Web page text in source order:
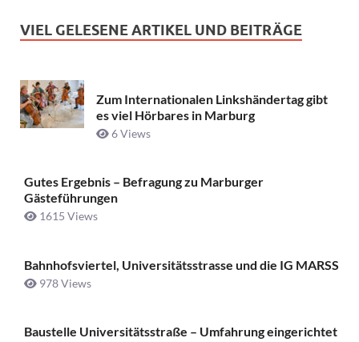
VIEL GELESENE ARTIKEL UND BEITRÄGE
Zum Internationalen Linkshändertag gibt
es viel Hörbares in Marburg
6 Views
Gutes Ergebnis – Befragung zu Marburger
Gästeführungen
1615 Views
Bahnhofsviertel, Universitätsstrasse und die IG MARSS
978 Views
Baustelle Universitätsstraße ­– Umfahrung eingerichtet